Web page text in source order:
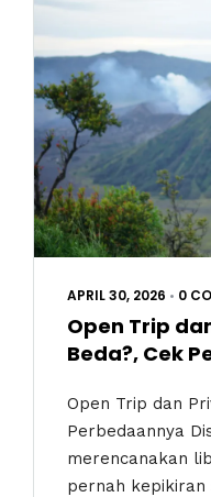
APRIL 30, 2026 • 0
Open Trip
Beda?, Cek
Open Trip dan
Perbedaannya
merencanakan
pernah kepikiran